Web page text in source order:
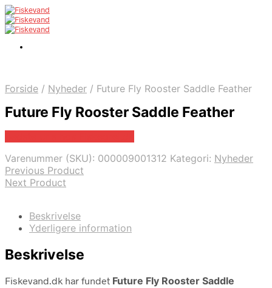
Forside / Nyheder / Future Fly Rooster Saddle Feather
Future Fly Rooster Saddle Feather
Varenummer (SKU): 000009001312 Kategori: Nyheder
Previous Product
Next Product
Beskrivelse
Yderligere information
Beskrivelse
Fiskevand.dk har fundet Future Fly Rooster Saddle